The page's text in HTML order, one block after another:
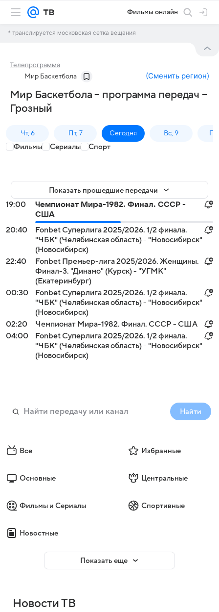
Фильмы онлайн
* транслируется московская сетка вещания
Телепрограмма
Мир Баскетбола (Сменить регион)
Мир Баскетбола – программа передач –
Грозный
Чт, 6 Пт, 7 Сегодня Вс, 9
Фильмы Сериалы Спорт
Показать прошедшие передачи
19:00
Чемпионат Мира-1982. Финал. СССР -
США
20:40
Fonbet Суперлига 2025/2026. 1/2 финала.
"ЧБК" (Челябинская область) - "Новосибирск"
(Новосибирск)
22:40
Fonbet Премьер-лига 2025/2026. Женщины.
Финал-3. "Динамо" (Курск) - "УГМК"
(Екатеринбург)
00:30
Fonbet Суперлига 2025/2026. 1/2 финала.
"ЧБК" (Челябинская область) - "Новосибирск"
(Новосибирск)
02:20
Чемпионат Мира-1982. Финал. СССР - США
04:00
Fonbet Суперлига 2025/2026. 1/2 финала.
"ЧБК" (Челябинская область) - "Новосибирск"
(Новосибирск)
Найти
Все Избранные
Основные Центральные
Фильмы и Сериалы Спортивные
Новостные
Показать еще
Новости ТВ